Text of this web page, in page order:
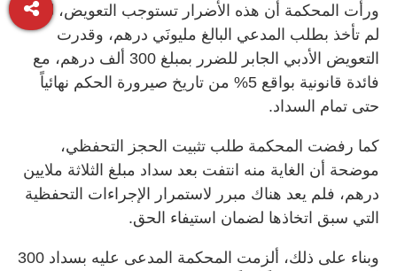
ورأت المحكمة أن هذه الأضرار تستوجب التعويض، لكنها
لم تأخذ بطلب المدعي البالغ مليونَي درهم، وقدرت
التعويض الأدبي الجابر للضرر بمبلغ 300 ألف درهم، مع
فائدة قانونية بواقع 5% من تاريخ صيرورة الحكم نهائياً
حتى تمام السداد.
كما رفضت المحكمة طلب تثبيت الحجز التحفظي،
موضحة أن الغاية منه انتفت بعد سداد مبلغ الثلاثة ملايين
درهم، فلم يعد هناك مبرر لاستمرار الإجراءات التحفظية
التي سبق اتخاذها لضمان استيفاء الحق.
وبناء على ذلك، ألزمت المحكمة المدعى عليه بسداد 300